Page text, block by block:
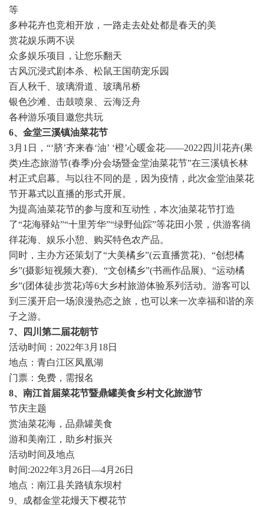
等
多种花卉也竞相开放，一路走去处处都是春天的美
赏花娱乐两不误
众多娱乐项目，让您乐翻天
古风沉浸式剧本杀、松鼠王国萌宠乐园
百人秋千、玻璃滑道、玻璃吊桥
银色沙滩、击鼓喷泉、云海泛舟
各种游乐项目邀您共玩
6、金堂三溪镇油菜花节
3月1日，“‘脐’齐来春‘油’ ‘橙’心暖金花——2022四川花卉(果
类)生态旅游节(春季)分会场暨金堂油菜花节”在三溪镇长林
村正式启幕。与以往不同的是，因为疫情，此次金堂油菜花
节开幕式以直播的形式开展。
为提高油菜花节的参与度和互动性，本次油菜花节打造
了“花海驿站”“十里芳华”“绿野仙踪”等花田小景，供游客徜
徉花海、娱乐小憩、购买特色农产品。
同时，主办方还策划了“大美橘乡”(云直播赏花)、“创想橘
乡”(摄影短视频大赛)、“文创橘乡”(书画作品展)、“运动橘
乡”(团体徒步赏花)等6大乡村旅游体验系列活动。游客可以
到三溪开启一场浪漫热恋之旅，也可以来一次幸福和谐的亲
子之游。
7、四川第二届花朝节
活动时间：2022年3月18日
地点：青白江区凤凰湖
门票：免费，需报名
8、南江首届菜花节暨鼎罐美食乡村文化旅游节
节庆主题
赏油菜花海，品鼎罐美食
游和美南江，助乡村振兴
活动时间及地点
时间:2022年3月26日—4月26日
地点：南江县关路镇东坝村
9、成都金堂花熳天下樱花节